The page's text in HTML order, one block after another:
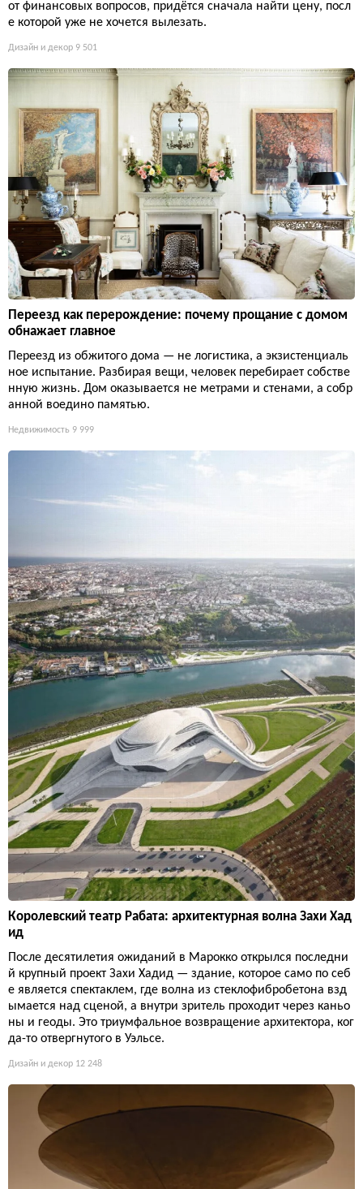
от финансовых вопросов, придётся сначала найти цену, посл
е которой уже не хочется вылезать.
Дизайн и декор 9 501
Переезд как перерождение: почему прощание с домом
обнажает главное
Переезд из обжитого дома — не логистика, а экзистенциаль
ное испытание. Разбирая вещи, человек перебирает собстве
нную жизнь. Дом оказывается не метрами и стенами, а собр
анной воедино памятью.
Недвижимость 9 999
Королевский театр Рабата: архитектурная волна Захи Хад
ид
После десятилетия ожиданий в Марокко открылся последни
й крупный проект Захи Хадид — здание, которое само по себ
е является спектаклем, где волна из стеклофибробетона взд
ымается над сценой, а внутри зритель проходит через каньо
ны и геоды. Это триумфальное возвращение архитектора, ког
да-то отвергнутого в Уэльсе.
Дизайн и декор 12 248